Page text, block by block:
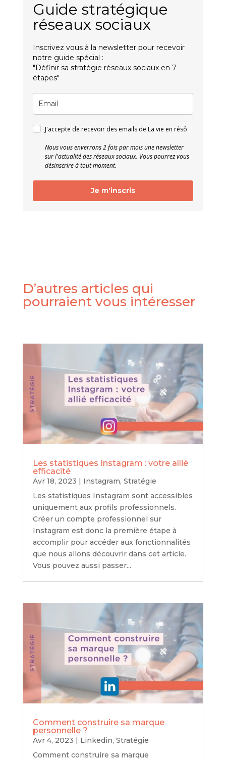
Guide stratégique
réseaux sociaux
Inscrivez vous à la newsletter pour recevoir
notre guide spécial :
"Définir sa stratégie réseaux sociaux en 7
étapes"
J'accepte de recevoir des emails de La vie en résô
Nous vous enverrons 2 fois par mois une newsletter
sur l'actualité des réseaux sociaux. Vous pourrez vous
désinscrire à tout moment.
Je m'inscris
D’autres articles qui
pourraient vous intéresser
Les statistiques Instagram : votre allié
efficacité
Avr 18, 2023 Instagram, Stratégie
Les statistiques Instagram sont accessibles
uniquement aux profils professionnels.
Créer un compte professionnel sur
Instagram est donc la première étape à
accomplir pour accéder aux fonctionnalités
que nous allons découvrir dans cet article.
Vous pouvez aussi passer...
Comment construire sa marque
personnelle ?
Avr 4, 2023 | Linkedin, Stratégie
Comment construire sa marque